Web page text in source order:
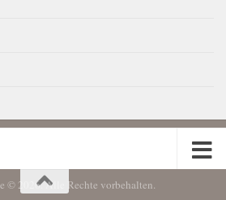
© 2026. Alle Rechte vorbehalten.